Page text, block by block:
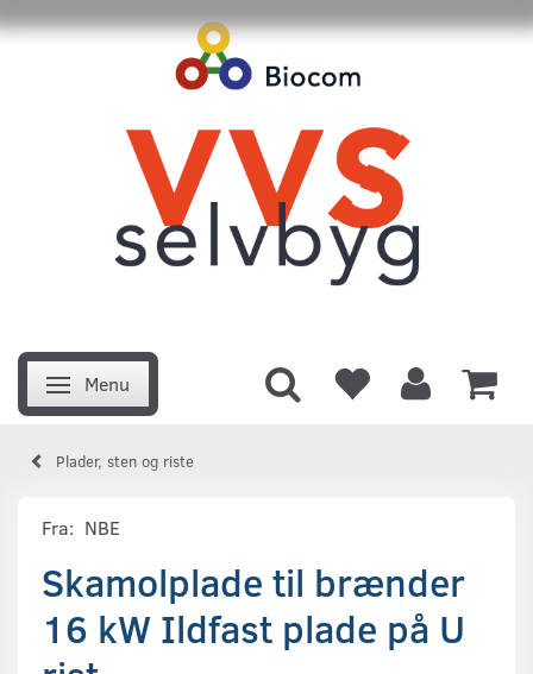
Skifte navigation
Menu
Plader, sten og riste
Fra: NBE
Skamolplade til brænder
16 kW Ildfast plade på U